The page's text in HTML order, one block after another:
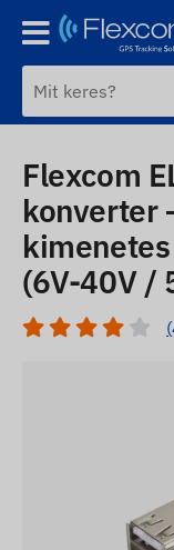
Flexcom
konverter
(6V-40V /